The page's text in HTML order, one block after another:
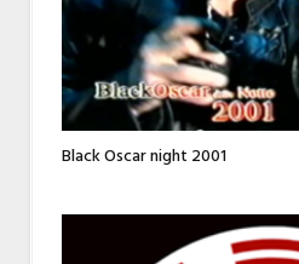
Black Oscar night 2001